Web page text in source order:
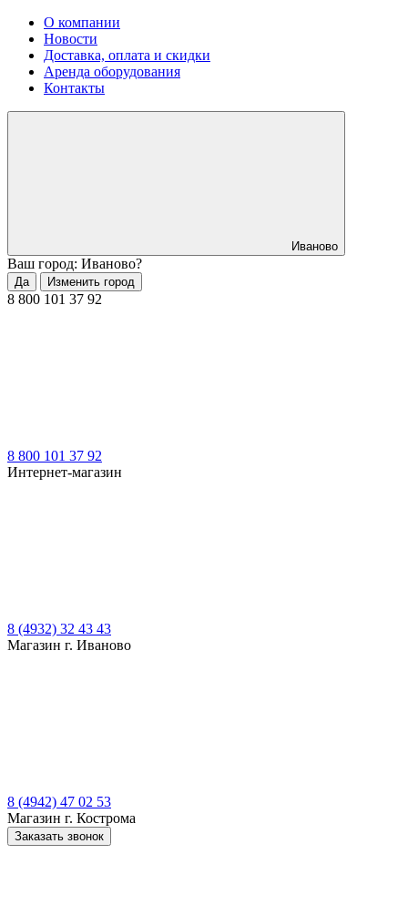
О компании
Новости
Доставка, оплата и скидки
Аренда оборудования
Контакты
Иваново
Ваш город: Иваново?
Да Изменить город
8 800 101 37 92
8 800 101 37 92
Интернет-магазин
8 (4932) 32 43 43
Магазин г. Иваново
8 (4942) 47 02 53
Магазин г. Кострома
Заказать звонок